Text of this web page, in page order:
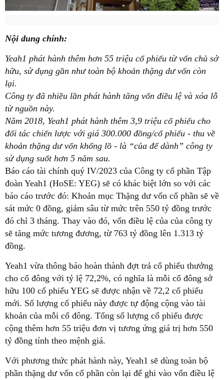
Nội dung chính:
Yeah1 phát hành thêm hơn 55 triệu cổ phiếu từ vốn chủ sở
hữu, sử dụng gần như toàn bộ khoản thặng dư vốn còn
lại.
Công ty đã nhiều lần phát hành tăng vốn điều lệ và xóa lỗ
từ nguồn này.
Năm 2018, Yeah1 phát hành thêm 3,9 triệu cổ phiếu cho
đối tác chiến lược với giá 300.000 đồng/cổ phiếu - thu về
khoản thặng dư vốn khổng lồ - là “của để dành” công ty
sử dụng suốt hơn 5 năm sau.
Báo cáo tài chính quý IV/2023 của Công ty cổ phần Tập
đoàn Yeah1 (HoSE: YEG) sẽ có khác biệt lớn so với các
báo cáo trước đó: Khoản mục Thặng dư vốn cổ phần sẽ về
sát mức 0 đồng, giảm sâu từ mức trên 550 tỷ đồng trước
đó chỉ 3 tháng. Thay vào đó, vốn điều lệ của của công ty
sẽ tăng mức tương đương, từ 763 tỷ đồng lên 1.313 tỷ
đồng.
Yeah1 vừa thông báo hoàn thành đợt trả cổ phiếu thưởng
cho cổ đông với tỷ lệ 72,2%, có nghĩa là mỗi cổ đông sở
hữu 100 cổ phiếu YEG sẽ được nhận về 72,2 cổ phiếu
mới. Số lượng cổ phiếu này được tự động cộng vào tài
khoản của mỗi cổ đông. Tổng số lượng cổ phiếu được
cộng thêm hơn 55 triệu đơn vị tương ứng giá trị hơn 550
tỷ đồng tính theo mệnh giá.
Với phương thức phát hành này, Yeah1 sẽ dùng toàn bộ
phần thặng dư vốn cổ phần còn lại để ghi vào vốn điều lệ